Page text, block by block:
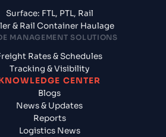
Surface: FTL, PTL, Rail
& Rail Container Haulage
MANAGEMENT SOLUTIONS
Rates & Schedules
Tracking & Visibility
CENTER
Blogs
News & Updates
Reports
Logistics News